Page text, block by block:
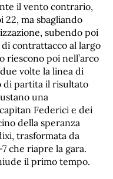
il vento contrario,
22, ma sbagliando
subendo poi
di contrattacco al largo
riescono poi nell’arco
volte la linea di
di partita il risultato
una
Federici e dei
della speranza
trasformata da
che riapre la gara.
il primo tempo.